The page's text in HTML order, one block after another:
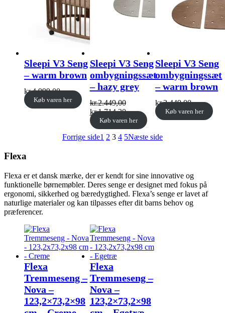
Sleepi V3 Seng
– warm brown
kr.4.999,00
Køb varen her
Sleepi V3 Seng
ombygningssæt
– hazy grey
kr.2.449,00
Original
price
was:
kr.2.449,00.
kr.1.714,30Current
price
is:
kr.1.714,30.
Køb varen her
Sleepi V3 Seng
ombygningssæt
– warm brown
kr.2.449,00
Køb varen her
Forrige side1 2 3 4 5Næste side
Flexa
Flexa er et dansk mærke, der er kendt for sine innovative og
funktionelle børnemøbler. Deres senge er designet med fokus på
ergonomi, sikkerhed og bæredygtighed. Flexa’s senge er lavet af
naturlige materialer og kan tilpasses efter dit barns behov og
præferencer.
Flexa
Tremmeseng –
Nova –
123,2×73,2×98
Flexa
Tremmeseng –
Nova –
123,2×73,2×98